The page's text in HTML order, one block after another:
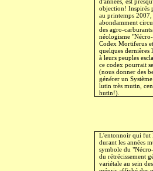
objection! Inspirés
au printemps
abondamment
des agro-
néologisme
Codex Mortiferus
quelques dernières
à leurs peuples
ce codex pourrait
(nous donner des
générer un
lutin très mutin,
hutin!).
L'entonnoir qui fut
durant les années
symbole du
du rétrécissement
variétale au sein